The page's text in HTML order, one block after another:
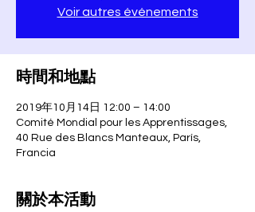
Voir autres événements
時間和地點
2019年10月14日 12:00 – 14:00
Comité Mondial pour les Apprentissages,
40 Rue des Blancs Manteaux, París,
Francia
關於本活動